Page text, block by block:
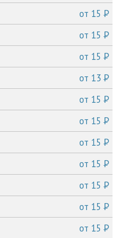
от 15P
от 15P
от 15P
от 13P
от 15P
от 15P
от 15P
от 15P
от 15P
от 15P
от 15P